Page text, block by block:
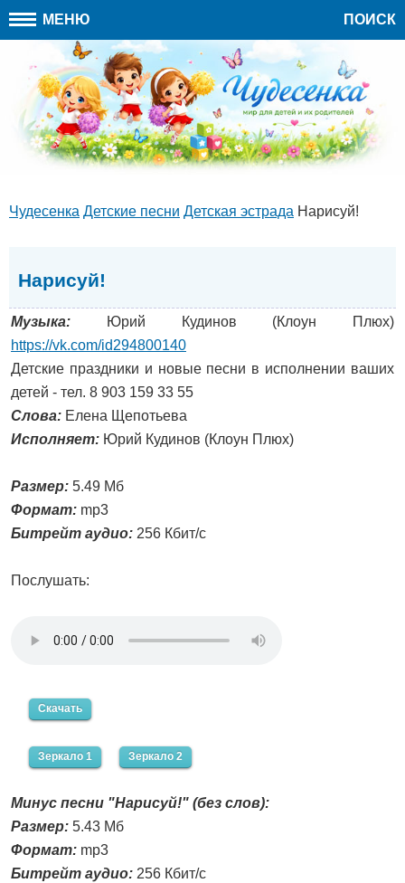
МЕНЮ ПОИСК
Чудесенка Детские песни Детская эстрада Нарисуй!
Нарисуй!
Музыка: Юрий Кудинов (Клоун Плюх)
https://vk.com/id294800140
Детские праздники и новые песни в исполнении ваших
детей - тел. 8 903 159 33 55
Слова: Елена Щепотьева
Исполняет: Юрий Кудинов (Клоун Плюх)
Размер: 5.49 Мб
Формат: mp3
Битрейт аудио: 256 Кбит/с
Послушать:
Скачать
Зеркало 1 Зеркало 2
Минус песни "Нарисуй!" (без слов):
Размер: 5.43 Мб
Формат: mp3
Битрейт аудио: 256 Кбит/с